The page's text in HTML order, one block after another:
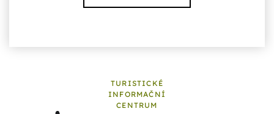
TURISTICKÉ
INFORMAČNÍ
CENTRUM